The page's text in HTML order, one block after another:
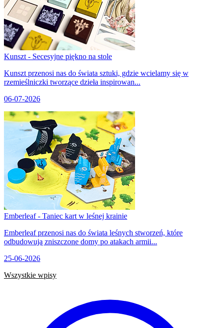
Kunszt - Secesyjne piękno na stole
Kunszt przenosi nas do świata sztuki, gdzie wcielamy się w
rzemieślniczki tworzące dzieła inspirowan...
06-07-2026
Emberleaf - Taniec kart w leśnej krainie
Emberleaf przenosi nas do świata leśnych stworzeń, które
odbudowują zniszczone domy po atakach armii...
25-06-2026
Wszystkie wpisy